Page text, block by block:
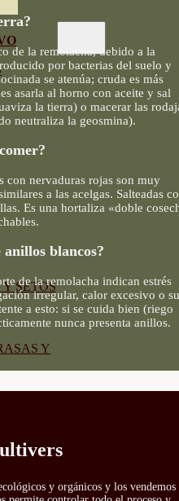
SETOS
Y
de la remolacha, debido a la
por bacterias del suelo y
se atenúa; cruda es más
asarla al horno con aceite y sal
la tierra) o macerar las
neutraliza la geosmina).
con nervaduras rojas son muy
a las acelgas. Salteadas
Es una hortaliza «doble
anillos blancos?
de la remolacha indican estrés
irregular, calor excesivo o
a esto: si se cuida bien (riego
nunca presenta anillos.
y orgánicos y los vendemos